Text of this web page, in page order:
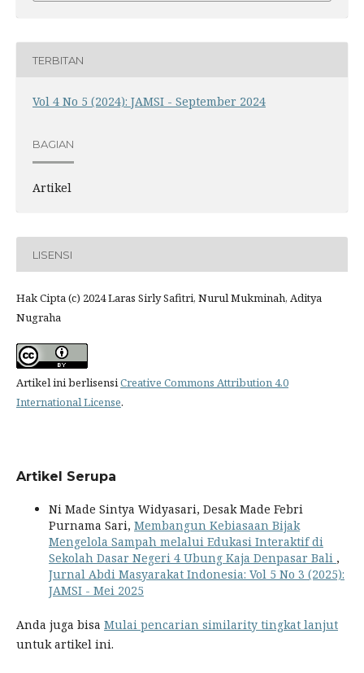
TERBITAN
Vol 4 No 5 (2024): JAMSI - September 2024
BAGIAN
Artikel
LISENSI
Hak Cipta (c) 2024 Laras Sirly Safitri, Nurul Mukminah, Aditya
Nugraha
Artikel ini berlisensiCreative Commons Attribution 4.0
International License.
Artikel Serupa
Ni Made Sintya Widyasari, Desak Made Febri
Purnama Sari, Membangun Kebiasaan Bijak
Mengelola Sampah melalui Edukasi Interaktif di
Sekolah Dasar Negeri 4 Ubung Kaja Denpasar Bali ,
Jurnal Abdi Masyarakat Indonesia: Vol 5 No 3 (2025):
JAMSI - Mei 2025
Anda juga bisa Mulai pencarian similarity tingkat lanjut
untuk artikel ini.